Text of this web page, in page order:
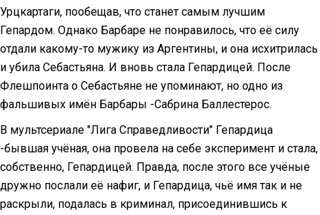
Урцкартаги, пообещав, что станет самым лучшим
Гепардом. Однако Барбаре не понравилось, что её силу
отдали какому-то мужику из Аргентины, и она исхитрилась
и убила Себастьяна. И вновь стала Гепардицей. После
Флешпоинта о Себастьяне не упоминают, но одно из
фальшивых имён Барбары -Сабрина Баллестерос.
В мультсериале "Лига Справедливости" Гепардица
-бывшая учёная, она провела на себе эксперимент и стала,
собственно, Гепардицей. Правда, после этого все учёные
дружно послали её нафиг, и Гепардица, чьё имя так и не
раскрыли, подалась в криминал, присоединившись к